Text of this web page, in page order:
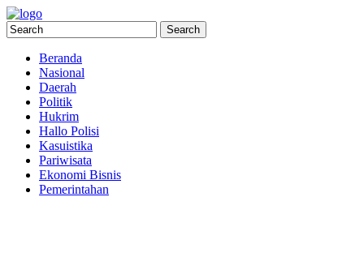
Beranda
Nasional
Daerah
Politik
Hukrim
Hallo Polisi
Kasuistika
Pariwisata
Ekonomi Bisnis
Pemerintahan